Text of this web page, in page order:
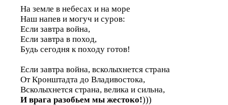
На земле в небесах и на море
Наш напев и могуч и суров:
Если завтра война,
Если завтра в поход,
Будь сегодня к походу готов!
Если завтра война, всколыхнется страна
От Кронштадта до Владивостока,
Всколыхнется страна, велика и сильна,
И врага разобьем мы жестоко!)))